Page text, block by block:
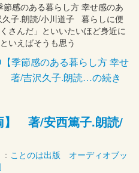
感のある暮らし方 幸せ感のあ
子.朗読/小川道子 暮らしに便
さんだ」といいたいほど身近に
いえばそうも思う
季節感のある暮らし方 幸せ
著/吉沢久子.朗読…の続き
】 著/安西篤子.朗読/
ことのは出版 オーディオブッ